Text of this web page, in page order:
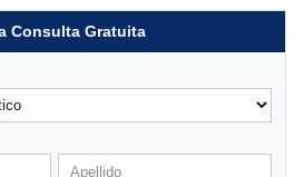
Consulta Gratuita